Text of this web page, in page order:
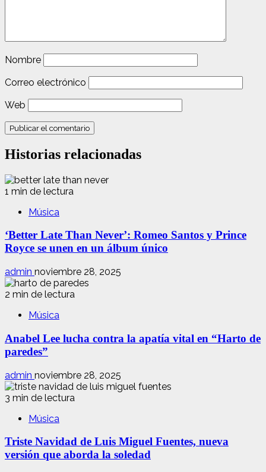
Nombre
Correo electrónico
Web
Historias relacionadas
1 min de lectura
Música
‘Better Late Than Never’: Romeo Santos y Prince
Royce se unen en un álbum único
admin noviembre 28, 2025
2 min de lectura
Música
Anabel Lee lucha contra la apatía vital en “Harto de
paredes”
admin noviembre 28, 2025
3 min de lectura
Música
Triste Navidad de Luis Miguel Fuentes, nueva
versión que aborda la soledad